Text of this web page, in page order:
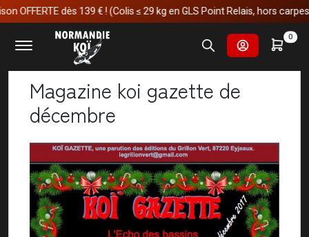
OFFERTE dès 139 € ! (Colis ≤ 29 kg en GLS Point Relais, hors carpes
0
Accueil Actualités Magazine koi gazette de décembre
Magazine koi gazette de
décembre